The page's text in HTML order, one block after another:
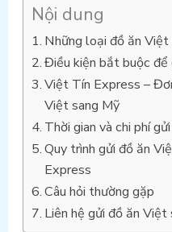
Nội dung
Những loại đồ ăn
Điều kiện bắt buộc
Việt Tín Express –
Việt sang Mỹ
Thời gian và chi phí
Quy trình gửi đồ ăn
Express
Câu hỏi thường gặp
Liên hệ gửi đồ ăn Việt